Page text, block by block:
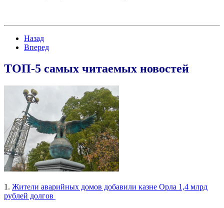
Назад
Вперед
ТОП-5 самых читаемых новостей
1. Жители аварийных домов добавили казне Орла 1,4 млрд
рублей долгов